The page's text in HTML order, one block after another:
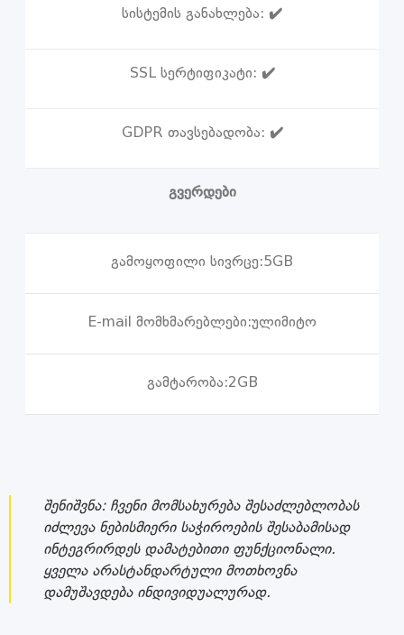
სისტემის განახლება: ✔️
SSL სერტიფიკატი: ✔️
GDPR თავსებადობა: ✔️
გვერდები
გამოყოფილი სივრცე:5GB
E-mail მომხმარებლები:ულიმიტო
გამტარობა:2GB
შენიშვნა: ჩვენი მომსახურება შესაძლებლობას
იძლევა ნებისმიერი საჭიროების შესაბამისად
ინტეგრირდეს დამატებითი ფუნქციონალი.
ყველა არასტანდარტული მოთხოვნა
დამუშავდება ინდივიდუალურად.